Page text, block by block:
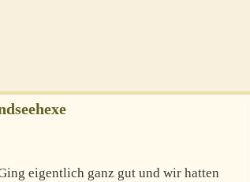
eigentlich ganz gut und wir hatten